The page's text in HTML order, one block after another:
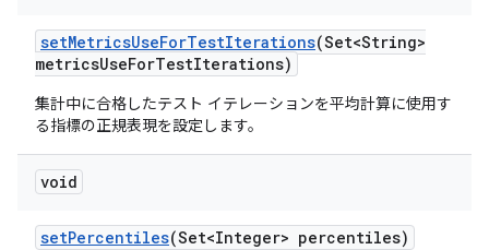
setMetricsUseForTestIterations(Set<String>
metricsUseForTestIterations)
集計中に合格したテスト イテレーションを平均計算に使用す
る指標の正規表現を設定します。
void
setPercentiles(Set<Integer> percentiles)